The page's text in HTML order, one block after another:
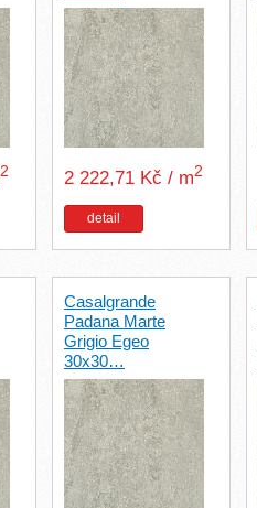
2 2 222,71 Kč / m2
detail
Casalgrande
Padana Marte
Grigio Egeo
30x30…